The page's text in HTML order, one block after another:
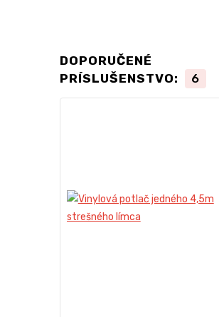
DOPORUČENÉ
PRÍSLUŠENSTVO:
6